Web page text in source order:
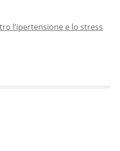
l’ipertensione e lo stress